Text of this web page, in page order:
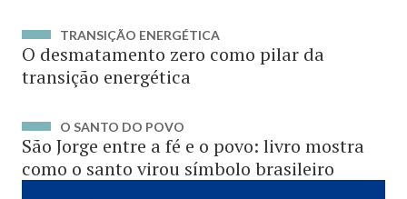
TRANSIÇÃO ENERGÉTICA
O desmatamento zero como pilar da
transição energética
O SANTO DO POVO
São Jorge entre a fé e o povo: livro mostra
como o santo virou símbolo brasileiro